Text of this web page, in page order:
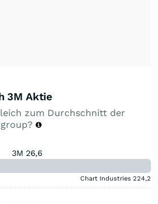
3M Aktie
zum Durchschnitt der
3M 26,6
Chart Industries 224,2